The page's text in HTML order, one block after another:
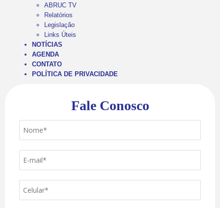
ABRUC TV
Relatórios
Legislação
Links Úteis
NOTÍCIAS
AGENDA
CONTATO
POLÍTICA DE PRIVACIDADE
Fale Conosco